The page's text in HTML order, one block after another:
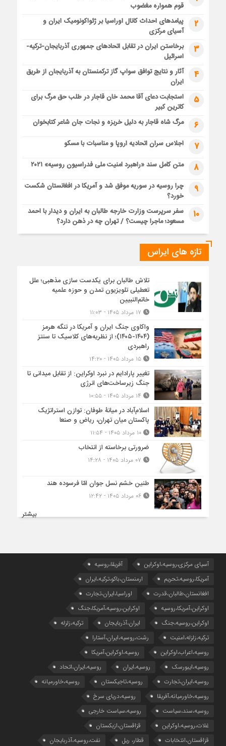
قوم همواره مغضوب
2
پیامدهای احداث کانال اوراسیا بر ژئواکونومیک ایران و
آسیای مرکزی
3
برخاستن ایران در تقابل اتحادهای جمهوری آذربایجان-ترکیه-
اسرائیل
4
آثار و نتایج توافق سواپ گاز ترکمنستان به آذربایجان از طریق
ایران
5
استجابت دعای آقا محمد خان قاجار در طلب حق مرگ برای
کاترین کبیر
6 مرگ شاه قاجار به دلیل خربزه و نجات جان شاعر کتابخوان
7 اجلاس سران اتحادیه اروپا و مناسبات با مسکو
8 متن کامل سند «راهبرد امنیت ملی فدراسیون روسیه» ۲۰۲۱
9
چرا روسیه در سوریه موفق شد و آمریکا در افغانستان شکست
خورد؟
10
سفر سرپرست وزارت خارجه طالبان به ایران و دیدار با احمد
مسعود؛ ماجرا چیست؟ / تهران چه در ذهن دارد؟
تازه های ایراس
تلاش طالبان برای یکدست سازی مذهبی؛ علل
تعطیلی تلویزیون تمدن و حوزه علمیه
خاتم‌النبیین
واکاوی جنگ ایران و آمریکا در تنگه هرمز
(۱۴۰۴-۱۴۰۵)؛ از نظریه‌های کلاسیک تا سنتز
راهبردی
۱۵ مرداد ۱۴۰۵ - ۱۴:۲۰
تغییر پارادایم در نبرد اوکراین: از تقابل میدانی تا
جنگ زیرساخت‌های انرژی
اسلام‌آباد در میانۀ طوفان: توازن استراتژیک
پاکستان میان تهران، ریاض و صنعا
۱۰ مرداد ۱۴۰۵ - ۱۱:۵۴
ضرورتی برخاسته از انتخاب
طنین خشم نسل جوان امّا فرسوده هند
۰۶ مرداد ۱۴۰۵ - ۱۲:۴۲
بیشتر
آسیای مرکزی،روسیه،اوکراین
آفریقا،روسیه
آمریکا،روسیه،تحریم
ارمنستان،باکو،ترکیه،ایران
افغانستان،طالبان،قدرت
اوراسیا،ایران،تجارت
اوکراین،آمریکا،روسیه
اوکراین،روسیه،آمریکا،جنگ
اوکراین،روسیه،جنگ
ایران،آذربایجان
ترکیه،زلزله
ترکیه،زلزله،امنیت
رشت،روسیه،ایران،آستارا
روسیه،اعراب،اوکراین
روسیه،اوکراین،آمریکا
روسیه،ایبورسک
روسیه،ایران
روسیه،ایران،اتحاد
روسیه،ایران،تجارت
روسیه،تاجیکستان
روسیه،خاورمیانه
روسیه،خاورمیانه،آفریقا
روسیه،دریای سرخ
روسیه،سند،سیاست
روسیه،سیاست خارجی
غلات،روسیه،اوکراین
قزاقستان،ازبکستان
قزاقستان،انتخابات
قطار، ریل نفت،روسیه،آذربایجان